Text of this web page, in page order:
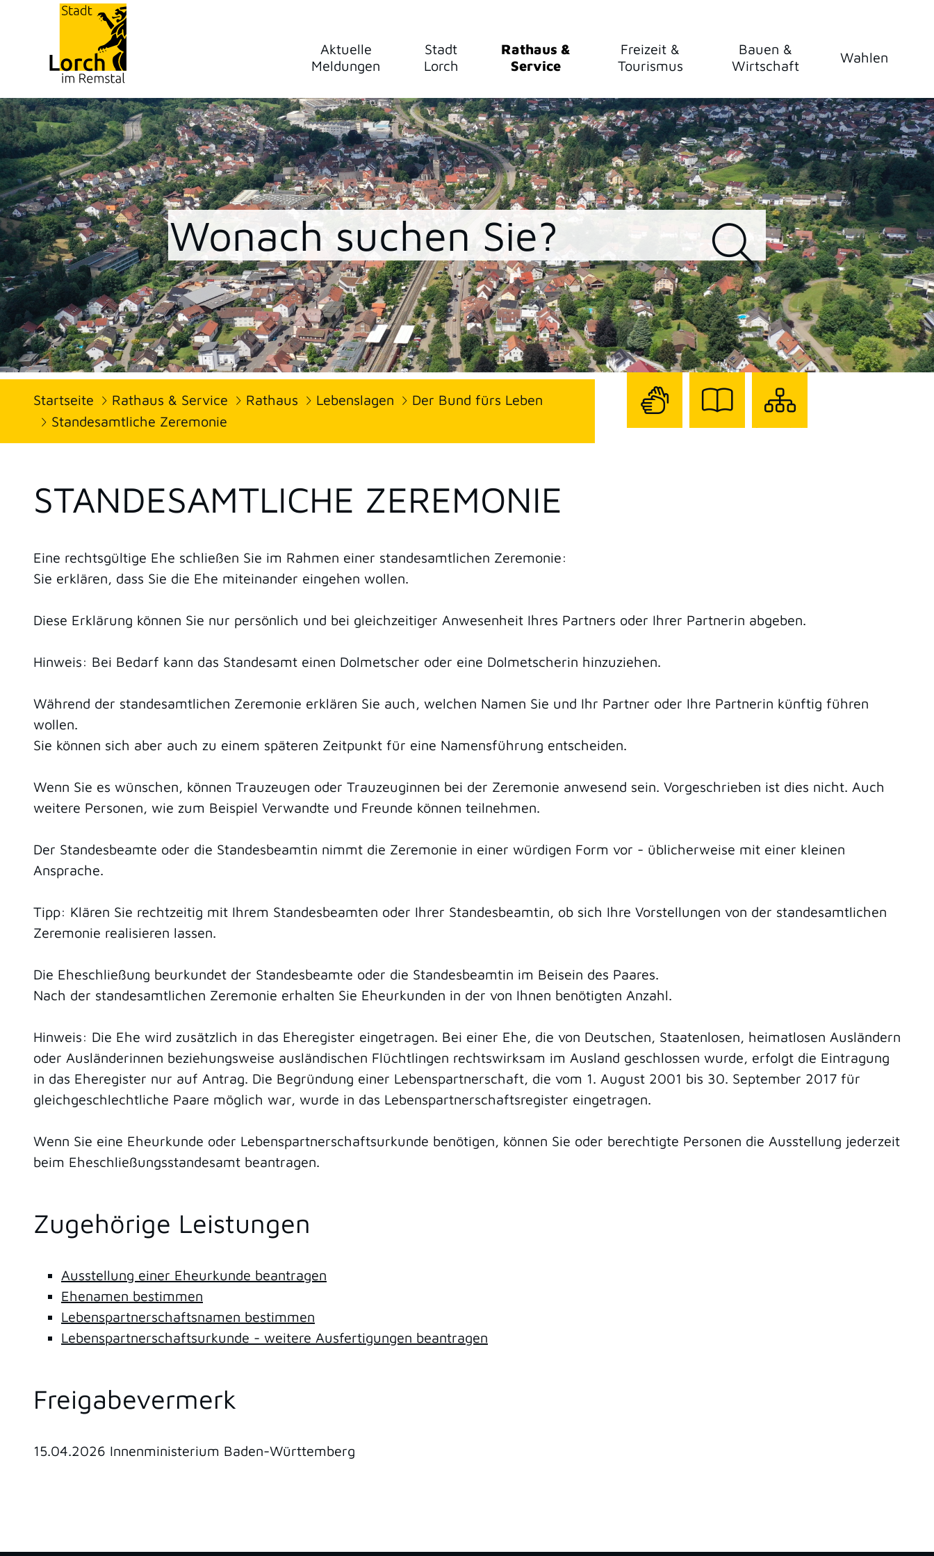
Aktuelle
Meldungen
Stadt
Lorch
Rathaus &
Service
Freizeit &
Tourismus
Bauen &
Wirtschaft
Wahlen
Startseite Rathaus & Service Rathaus Lebenslagen
Der Bund fürs Leben
Standesamtliche Zeremonie
STANDESAMTLICHE ZEREMONIE
Eine rechtsgültige Ehe schließen Sie im Rahmen einer standesamtlichen Zeremonie:
Sie erklären, dass Sie die Ehe miteinander eingehen wollen.
Diese Erklärung können Sie nur persönlich und bei gleichzeitiger Anwesenheit Ihres Partners oder Ihrer Partnerin abgeben.
Hinweis: Bei Bedarf kann das Standesamt einen Dolmetscher oder eine Dolmetscherin hinzuziehen.
Während der standesamtlichen Zeremonie erklären Sie auch, welchen Namen Sie und Ihr Partner oder Ihre Partnerin künftig führen
wollen.
Sie können sich aber auch zu einem späteren Zeitpunkt für eine Namensführung entscheiden.
Wenn Sie es wünschen, können Trauzeugen oder Trauzeuginnen bei der Zeremonie anwesend sein. Vorgeschrieben ist dies nicht. Auch
weitere Personen, wie zum Beispiel Verwandte und Freunde können teilnehmen.
Der Standesbeamte oder die Standesbeamtin nimmt die Zeremonie in einer würdigen Form vor - üblicherweise mit einer kleinen
Ansprache.
Tipp: Klären Sie rechtzeitig mit Ihrem Standesbeamten oder Ihrer Standesbeamtin, ob sich Ihre Vorstellungen von der standesamtlichen
Zeremonie realisieren lassen.
Die Eheschließung beurkundet der Standesbeamte oder die Standesbeamtin im Beisein des Paares.
Nach der standesamtlichen Zeremonie erhalten Sie Eheurkunden in der von Ihnen benötigten Anzahl.
Hinweis: Die Ehe wird zusätzlich in das Eheregister eingetragen. Bei einer Ehe, die von Deutschen, Staatenlosen, heimatlosen Ausländern
oder Ausländerinnen beziehungsweise ausländischen Flüchtlingen rechtswirksam im Ausland geschlossen wurde, erfolgt die Eintragung
in das Eheregister nur auf Antrag. Die Begründung einer Lebenspartnerschaft, die vom 1. August 2001 bis 30. September 2017 für
gleichgeschlechtliche Paare möglich war, wurde in das Lebenspartnerschaftsregister eingetragen.
Wenn Sie eine Eheurkunde oder Lebenspartnerschaftsurkunde benötigen, können Sie oder berechtigte Personen die Ausstellung jederzeit
beim Eheschließungsstandesamt beantragen.
Zugehörige Leistungen
Ausstellung einer Eheurkunde beantragen
Ehenamen bestimmen
Lebenspartnerschaftsnamen bestimmen
Lebenspartnerschaftsurkunde - weitere Ausfertigungen beantragen
Freigabevermerk
15.04.2026 Innenministerium Baden-Württemberg